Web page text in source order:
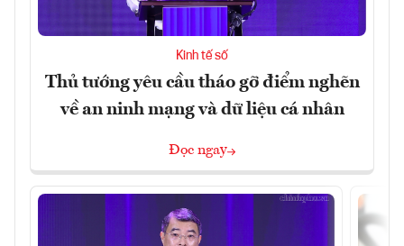
Kinh tế số
Thủ tướng yêu cầu tháo gỡ điểm nghẽn
về an ninh mạng và dữ liệu cá nhân
Đọc ngay